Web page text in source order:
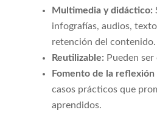
Multimedia y didáctico:
infografías, audios,
retención del contenido.
Reutilizable: Pueden
Fomento de la reflexión
casos prácticos que
aprendidos.